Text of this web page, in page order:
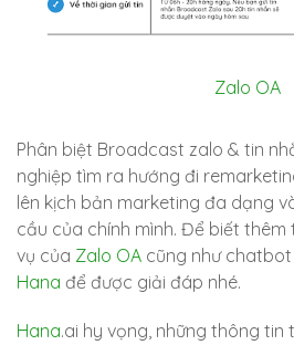
Zalo OA
Phân biệt Broadcast zalo & tin
nghiệp tìm ra hướng đi
lên kịch bản marketing đa dạng
cầu của chính mình. Để biết
vụ của Zalo OA cũng như chatbot
Hana để được giải đáp nhé.
Hana.ai hy vọng, những thông tin